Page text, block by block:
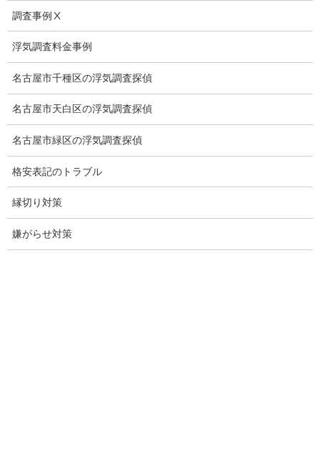
愛知県内出張面談実施中
浮気調査専門
結婚前の行動調査
結婚調査
法人調査
企業調査
愛知探偵
調査事例Ⅹ
浮気調査料金事例
名古屋市千種区の浮気調査探偵
名古屋市天白区の浮気調査探偵
名古屋市緑区の浮気調査探偵
格安表記のトラブル
縁切り対策
嫌がらせ対策